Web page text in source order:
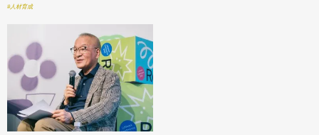
#人材育成
大学変革 #1 明星学苑 理事長 謳歌する学びの未来 ──「み